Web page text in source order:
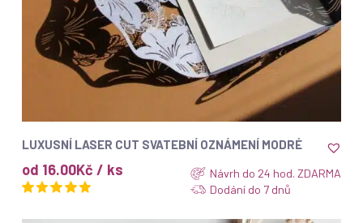
ZOBRAZIT
LUXUSNÍ LASER CUT SVATEBNÍ OZNÁMENÍ MODRÉ
od 16.00Kč / ks
Návrh do 24 hod. ZDARMA
Dodání do 7 dnů